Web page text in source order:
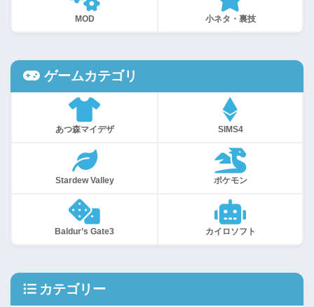
MOD 小ネタ・裏技
ゲームカテゴリ
あつ森マイデザ SIMS4
Stardew Valley ポケモン
Baldur’s Gate3 カイロソフト
カテゴリー